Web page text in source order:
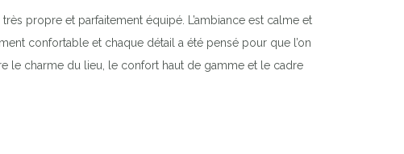
propre et parfaitement équipé. L’ambiance est calme et
confortable et chaque détail a été pensé pour que l’on
le charme du lieu, le confort haut de gamme et le cadre